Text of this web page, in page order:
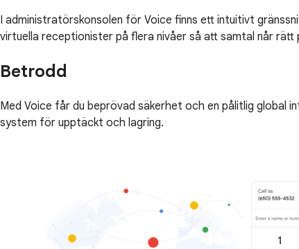
I administratörskonsolen för Voice finns ett intuitivt
virtuella receptionister på flera nivåer så att samtal når rätt
Betrodd
Med Voice får du beprövad säkerhet och en pålitlig global
system för upptäckt och lagring.